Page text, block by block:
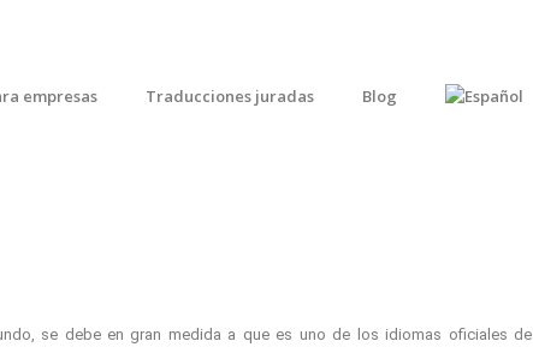
empresas Traducciones juradas Blog
se debe en gran medida a que es uno de los idiomas oficiales de